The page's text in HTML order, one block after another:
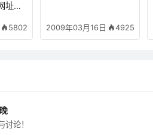
UR
5802 2009年03月16日 4925
讨论！